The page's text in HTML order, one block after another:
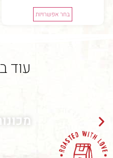
בחר אפשרויות
עוד בתמתי
מכונות קפה